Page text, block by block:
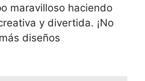
maravilloso haciendo
y divertida. ¡No
diseños